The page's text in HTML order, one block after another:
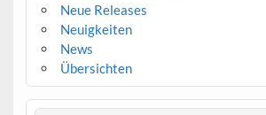
Neue Releases
Neuigkeiten
News
Übersichten